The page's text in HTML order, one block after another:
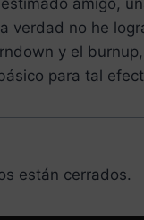
verdad no he
y el
para tal
están cerrados.